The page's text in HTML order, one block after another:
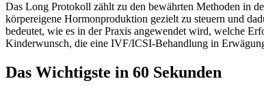
Das Long Protokoll zählt zu den bewährten Methoden in
körpereigene Hormonproduktion gezielt zu steuern und
bedeutet, wie es in der Praxis angewendet wird, welche
Kinderwunsch, die eine IVF/ICSI-Behandlung in
Das Wichtigste in 60 Sekunden